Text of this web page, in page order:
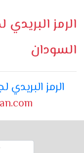
الرمز
السودان
الرمز